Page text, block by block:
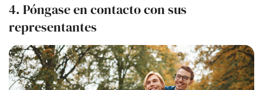
4. Póngase en contacto con sus
representantes